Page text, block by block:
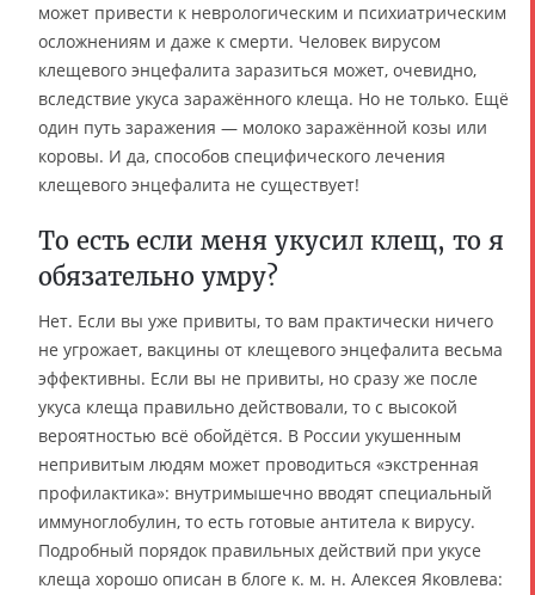
может привести к неврологическим и психиатрическим
осложнениям и даже к смерти. Человек вирусом
клещевого энцефалита заразиться может, очевидно,
вследствие укуса заражённого клеща. Но не только. Ещё
один путь заражения — молоко заражённой козы или
коровы. И да, способов специфического лечения
клещевого энцефалита не существует!
То есть если меня укусил клещ, то я
обязательно умру?
Нет. Если вы уже привиты, то вам практически ничего
не угрожает, вакцины от клещевого энцефалита весьма
эффективны. Если вы не привиты, но сразу же после
укуса клеща правильно действовали, то с высокой
вероятностью всё обойдётся. В России укушенным
непривитым людям может проводиться «экстренная
профилактика»: внутримышечно вводят специальный
иммуноглобулин, то есть готовые антитела к вирусу.
Подробный порядок правильных действий при укусе
клеща хорошо описан в блоге к. м. н. Алексея Яковлева: